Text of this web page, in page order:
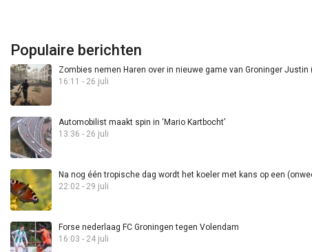
Populaire berichten
Zombies nemen Haren over in nieuwe game van Groninger Justin
16:11 - 26 juli
Automobilist maakt spin in ‘Mario Kartbocht’
13:36 - 26 juli
Na nog één tropische dag wordt het koeler met kans op een
22:02 - 29 juli
Forse nederlaag FC Groningen tegen Volendam
16:03 - 24 juli